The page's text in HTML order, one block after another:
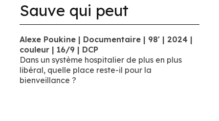
Sauve qui peut
Alexe Poukine | Documentaire | 98' | 2024 |
couleur | 16/9 | DCP
Dans un système hospitalier de plus en plus
libéral, quelle place reste-il pour la
bienveillance ?